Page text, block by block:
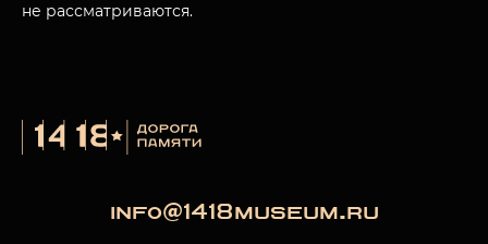
не рассматриваются.
info@1418museum.ru